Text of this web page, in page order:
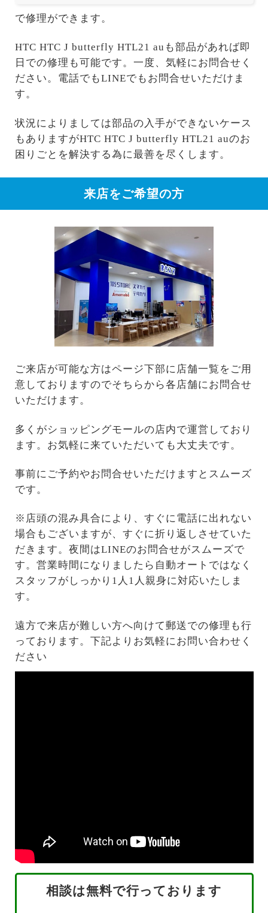
で修理ができます。
HTC HTC J butterfly HTL21 auも部品があれば即
日での修理も可能です。一度、気軽にお問合せく
ださい。電話でもLINEでもお問合せいただけま
す。
状況によりましては部品の入手ができないケース
もありますがHTC HTC J butterfly HTL21 auのお
困りごとを解決する為に最善を尽くします。
来店をご希望の方
ご来店が可能な方はページ下部に店舗一覧をご用
意しておりますのでそちらから各店舗にお問合せ
いただけます。
多くがショッピングモールの店内で運営しており
ます。お気軽に来ていただいても大丈夫です。
事前にご予約やお問合せいただけますとスムーズ
です。
※店頭の混み具合により、すぐに電話に出れない
場合もございますが、すぐに折り返しさせていた
だきます。夜間はLINEのお問合せがスムーズで
す。営業時間になりましたら自動オートではなく
スタッフがしっかり1人1人親身に対応いたしま
す。
遠方で来店が難しい方へ向けて郵送での修理も行
っております。下記よりお気軽にお問い合わせく
ださい
相談は無料で行っております